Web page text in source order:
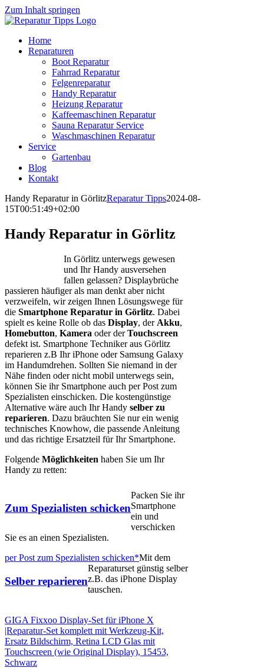
Zum Inhalt springen
Home
Reparaturen
Boot Reparatur
Fahrrad Reparatur
Felgenreparatur
Handy Reparatur
Heizung Reparatur
Kaffeemaschinen Reparatur
Sauna Reparatur Service
Waschmaschinen Reparatur
Service
Gartenbau
Blog
Kontakt
Handy Reparatur in GörlitzReparatur Tipps2024-08-
15T00:51:49+02:00
Handy Reparatur in Görlitz
In Görlitz unterwegs gewesen
und Ihr Handy ausversehen
fallen gelassen? Displaybrüche
passieren häufiger als man denkt aber nicht
verzweifeln, wir zeigen Ihnen Lösungswege für
die Smartphone Reparatur in Görlitz. Dabei
spielt es keine Rolle ob das Display, der Akku,
Homebutton, Kamera oder derTouchscreen
defekt ist. Smartphone Techniker aus Görlitz
reparieren z.B Ihr iPhone oder Samsung Galaxy
im Handumdrehen. Sollten Sie niemand in der
Nähe finden oder nicht mobil unterwegs sein,
können Sie ihr Smartphone auch per Post zum
Spezialisten einschicken. Die kostengünstige
Alternative wäre auch Ihr Handy selber zu
reparieren. Dazu bräuchten Sie nur ein wenig
technisches Knowhow, die passende Anleitung
und das richtige Ersatzteil für Ihr Smartphone.
Folgende Möglichkeiten haben Sie um Ihr
Handy zu retten:
Zum Spezialisten schicken
Packen Sie ihr
Smartphone
ein und
verschicken
Sie es an einen Spezialisten.
per Post zum Spezialisten schicken*
Selber reparieren
Mit dem
Reparaturset günstig selber
z.B. das iPhone Display
tauschen.
GIGA Fixxoo Display-Set für iPhone X
|Reparatur-Set komplett mit Werkzeug-Kit,
Ersatz Bildschirm, Retina LCD Glas mit
Touchscreen (wie Original Display), 15453,
Schwarz